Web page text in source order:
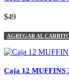
$49
AGREGAR AL
Caja 12 MUFFINS